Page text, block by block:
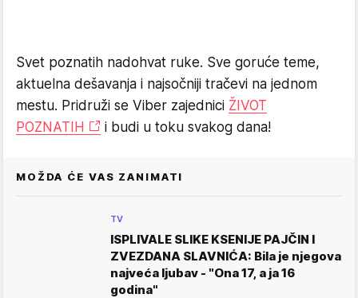
Svet poznatih nadohvat ruke. Sve goruće teme,
aktuelna dešavanja i najsočniji tračevi na jednom
mestu. Pridruži se Viber zajednici ŽIVOT
POZNATIH
i budi u toku svakog dana!
MOŽDA ĆE VAS ZANIMATI
TV
ISPLIVALE SLIKE KSENIJE PAJČIN I
ZVEZDANA SLAVNIĆA: Bila je njegova
najveća ljubav - "Ona 17, a ja 16
godina"